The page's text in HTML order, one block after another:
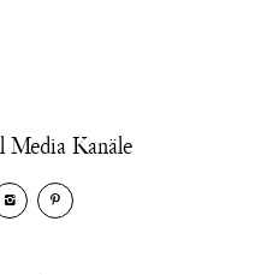
Media Kanäle